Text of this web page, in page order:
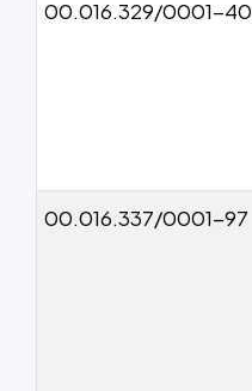
00.016.329/0001-40
00.016.337/0001-97